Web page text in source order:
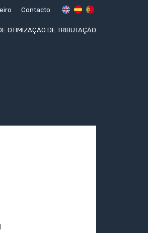
OTIMIZAÇÃO DE TRIBUTAÇÃO
Contacto